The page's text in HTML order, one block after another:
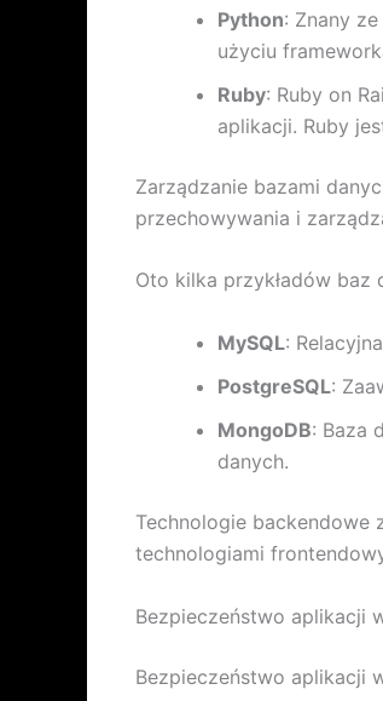
Python: Znany
użyciu
Ruby: Ruby on
aplikacji. Ruby
Zarządzanie bazami
przechowywania i
Oto kilka przykładów baz
MySQL:
PostgreSQL:
MongoDB: Baza
danych.
Technologie backendowe
technologiami
Bezpieczeństwo aplikacji
Bezpieczeństwo aplikacji